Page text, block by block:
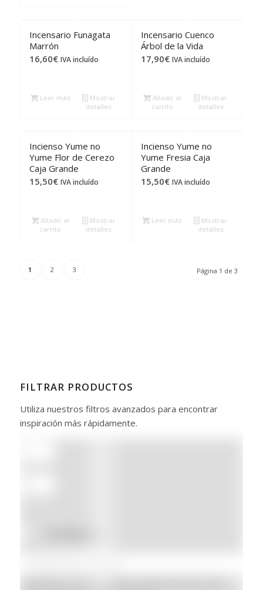
Incensario Funagata
Marrón
16,60€ IVA incluído
Leer más
Mostrar
detalles
Incensario Cuenco
Árbol de la Vida
17,90€ IVA incluído
Añadir al
carrito
Mostrar
detalles
Incienso Yume no
Yume Flor de Cerezo
Caja Grande
15,50€ IVA incluído
Añadir al
carrito
Mostrar
detalles
Incienso Yume no
Yume Fresia Caja
Grande
15,50€ IVA incluído
Leer más
Mostrar
detalles
Página 1 de 3
1 2 3
FILTRAR PRODUCTOS
Utiliza nuestros filtros avanzados para encontrar
inspiración más rápidamente.